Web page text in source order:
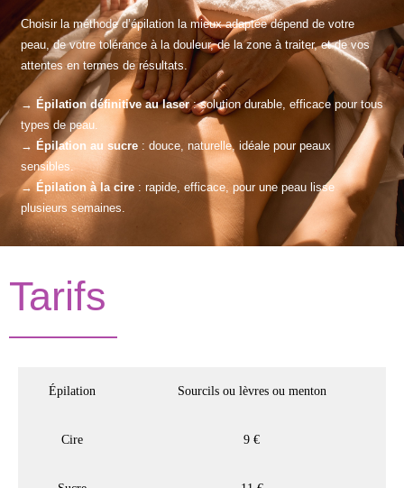
Choisir la méthode d’épilation la mieux adaptée dépend de votre
peau, de votre tolérance à la douleur, de la zone à traiter, et de vos
attentes en termes de résultats.
→ Épilation définitive au laser: solution durable, efficace pour tous
types de peau.
→ Épilation au sucre: douce, naturelle, idéale pour peaux
sensibles.
→ Épilation à la cire: rapide, efficace, pour une peau lisse
plusieurs semaines.
Tarifs
Épilation Sourcils ou lèvres ou menton
Cire 9 €